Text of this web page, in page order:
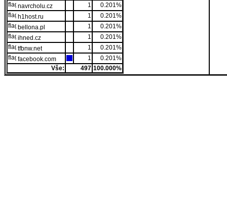
navrcholu.cz
1
0.201%
h1host.ru
1
0.201%
bellona.pl
1
0.201%
ihned.cz
1
0.201%
tfbnw.net
1
0.201%
facebook.com
1
0.201%
Vše:
497 100.000%